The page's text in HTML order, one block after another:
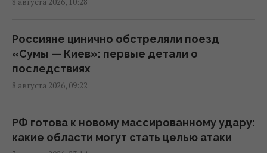
ПВО, не оставляя шанса на реакцию, - CNN
08:30 суббота, 08 августа 2026
Россияне в очередной раз атаковали Киев:
пострадавшие
08:09 суббота, 08 августа 2026
Россияне цинично обстреляли поезд
«Сумы — Киев»: первые детали о
последствиях
8 августа 2026, 09:22
РФ готова к новому массированному удару:
какие области могут стать целью атаки